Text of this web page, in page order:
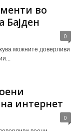
во
Бајден
0
можните доверливи
интернет
0